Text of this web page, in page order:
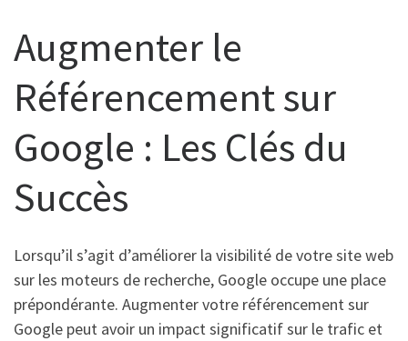
Augmenter le
Référencement sur
Google : Les Clés du
Succès
Lorsqu’il s’agit d’améliorer la visibilité de votre site web
sur les moteurs de recherche, Google occupe une place
prépondérante. Augmenter votre référencement sur
Google peut avoir un impact significatif sur le trafic et